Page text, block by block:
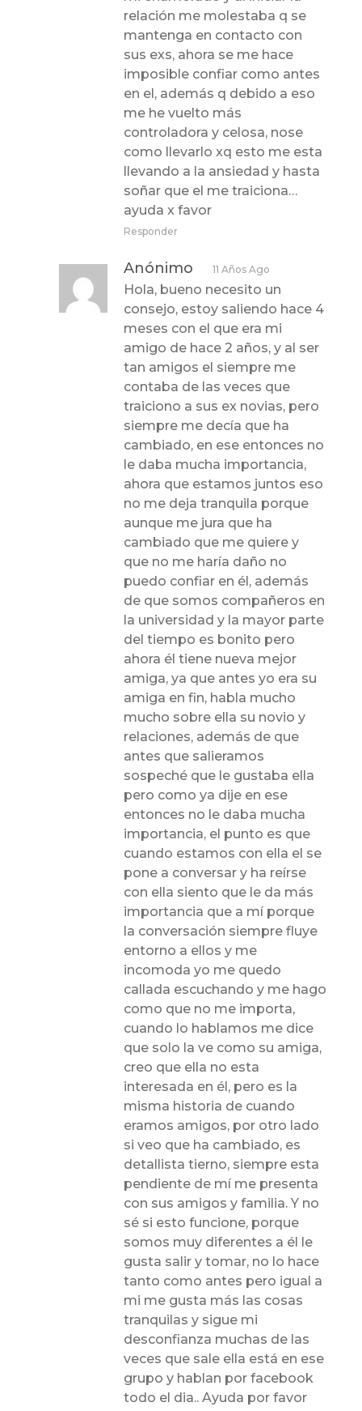
relación me molestaba q se
mantenga en contacto con
sus exs, ahora se me hace
imposible confiar como antes
en el, además q debido a eso
me he vuelto más
controladora y celosa, nose
como llevarlo xq esto me esta
llevando a la ansiedad y hasta
soñar que el me traiciona…
ayuda x favor
Responder
Anónimo 11 Años Ago
Hola, bueno necesito un
consejo, estoy saliendo hace 4
meses con el que era mi
amigo de hace 2 años, y al ser
tan amigos el siempre me
contaba de las veces que
traiciono a sus ex novias, pero
siempre me decía que ha
cambiado, en ese entonces no
le daba mucha importancia,
ahora que estamos juntos eso
no me deja tranquila porque
aunque me jura que ha
cambiado que me quiere y
que no me haría daño no
puedo confiar en él, además
de que somos compañeros en
la universidad y la mayor parte
del tiempo es bonito pero
ahora él tiene nueva mejor
amiga, ya que antes yo era su
amiga en fin, habla mucho
mucho sobre ella su novio y
relaciones, además de que
antes que salieramos
sospeché que le gustaba ella
pero como ya dije en ese
entonces no le daba mucha
importancia, el punto es que
cuando estamos con ella el se
pone a conversar y ha reírse
con ella siento que le da más
importancia que a mí porque
la conversación siempre fluye
entorno a ellos y me
incomoda yo me quedo
callada escuchando y me hago
como que no me importa,
cuando lo hablamos me dice
que solo la ve como su amiga,
creo que ella no esta
interesada en él, pero es la
misma historia de cuando
eramos amigos, por otro lado
si veo que ha cambiado, es
detallista tierno, siempre esta
pendiente de mí me presenta
con sus amigos y familia. Y no
sé si esto funcione, porque
somos muy diferentes a él le
gusta salir y tomar, no lo hace
tanto como antes pero igual a
mi me gusta más las cosas
tranquilas y sigue mi
desconfianza muchas de las
veces que sale ella está en ese
grupo y hablan por facebook
todo el dia.. Ayuda por favor